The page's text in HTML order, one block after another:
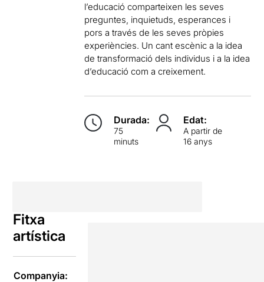
l’educació comparteixen les seves
preguntes, inquietuds, esperances i
pors a través de les seves pròpies
experiències. Un cant escènic a la idea
de transformació dels individus i a la idea
d’educació com a creixement.
Durada:
75
minuts
Edat:
A partir de
16 anys
Fitxa
artística
Companyia: